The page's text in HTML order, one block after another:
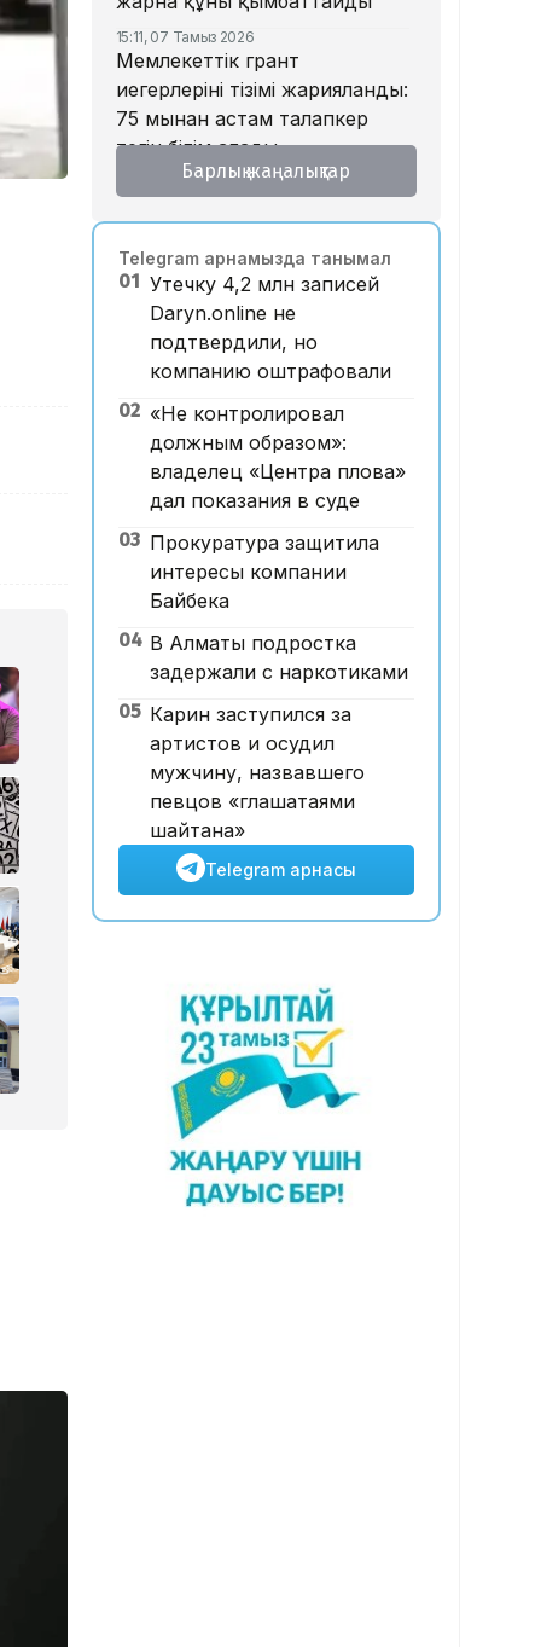
15:11, 07 Тамыз 2026
Мемлекеттік грант
иегерлерінің тізімі жарияланды:
75 мыңнан астам талапкер
тегін білім алады
14:45, 07 Тамыз 2026
отыр – сарапшылар
13:30, 07 Тамыз 2026
Фельдшер Ұлдана
Мырзуанның қазасына
қатысты іс сотқа жолданды
12:59, 07 Тамыз 2026
Абай облысы аумағындағы
орманды өрттен қорғауға 3
млрд теңгеден астам қаржы
бөлінді
12:00, 07 Тамыз 2026
Футболдан ұлттық құраманы
бұрынғы бас бапкері
басқаруы мүмкін
Барлық жаңалықтар
Telegram арнамызда танымал
01 Утечку 4,2 млн записей
Daryn.online не
подтвердили, но
компанию оштрафовали
02 «Не контролировал
должным образом»:
владелец «Центра плова»
дал показания в суде
03 Прокуратура защитила
интересы компании
Байбека
04 В Алматы подростка
задержали с наркотиками
05 Карин заступился за
артистов и осудил
мужчину, назвавшего
певцов «глашатаями
шайтана»
Telegram арнасы